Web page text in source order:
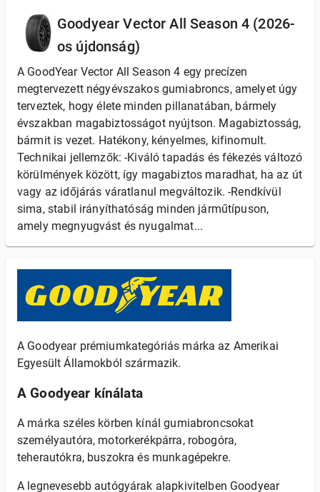
Goodyear Vector All Season 4 (2026-
os újdonság)
A GoodYear Vector All Season 4 egy precízen
megtervezett négyévszakos gumiabroncs, amelyet úgy
terveztek, hogy élete minden pillanatában, bármely
évszakban magabiztosságot nyújtson. Magabiztosság,
bármit is vezet. Hatékony, kényelmes, kifinomult.
Technikai jellemzők: -Kiváló tapadás és fékezés változó
körülmények között, így magabiztos maradhat, ha az út
vagy az időjárás váratlanul megváltozik. -Rendkívül
sima, stabil irányíthatóság minden járműtípuson,
amely megnyugvást és nyugalmat...
A Goodyear prémiumkategóriás márka az Amerikai
Egyesült Államokból származik.
A Goodyear kínálata
A márka széles körben kínál gumiabroncsokat
személyautóra, motorkerékpárra, robogóra,
teherautókra, buszokra és munkagépekre.
A legnevesebb autógyárak alapkivitelben Goodyear